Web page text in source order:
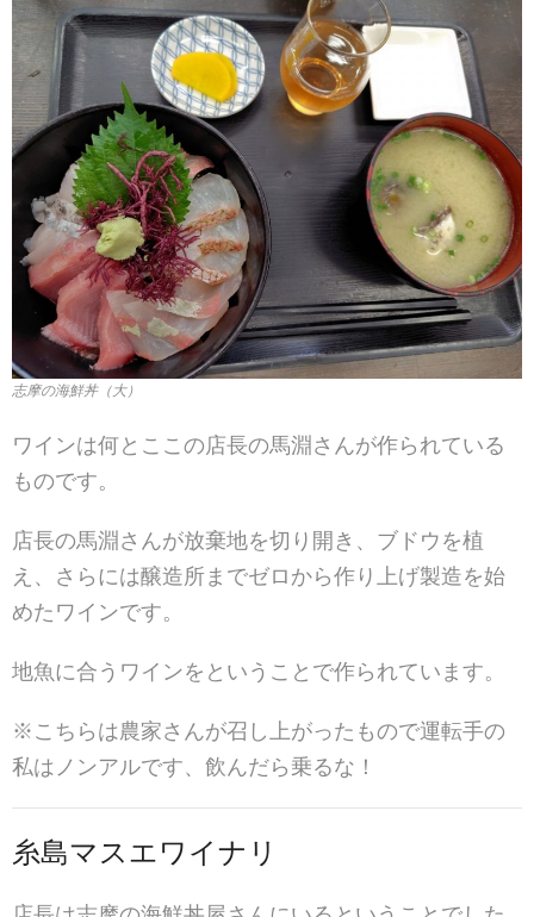
志摩の海鮮丼（大）
ワインは何とここの店長の馬淵さんが作られている
ものです。
店長の馬淵さんが放棄地を切り開き、ブドウを植
え、さらには醸造所までゼロから作り上げ製造を始
めたワインです。
地魚に合うワインをということで作られています。
※こちらは農家さんが召し上がったもので運転手の
私はノンアルです、飲んだら乗るな！
糸島マスエワイナリ